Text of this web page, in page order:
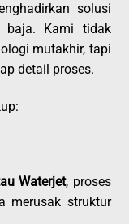
solusi
baja. Kami tidak
mutakhir, tapi
detail proses.
Waterjet, proses
merusak struktur